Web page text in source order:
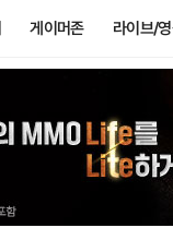
게이머존 라이브/